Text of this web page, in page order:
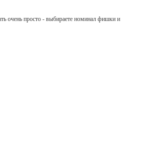
очень просто - выбираете номинал фишки и